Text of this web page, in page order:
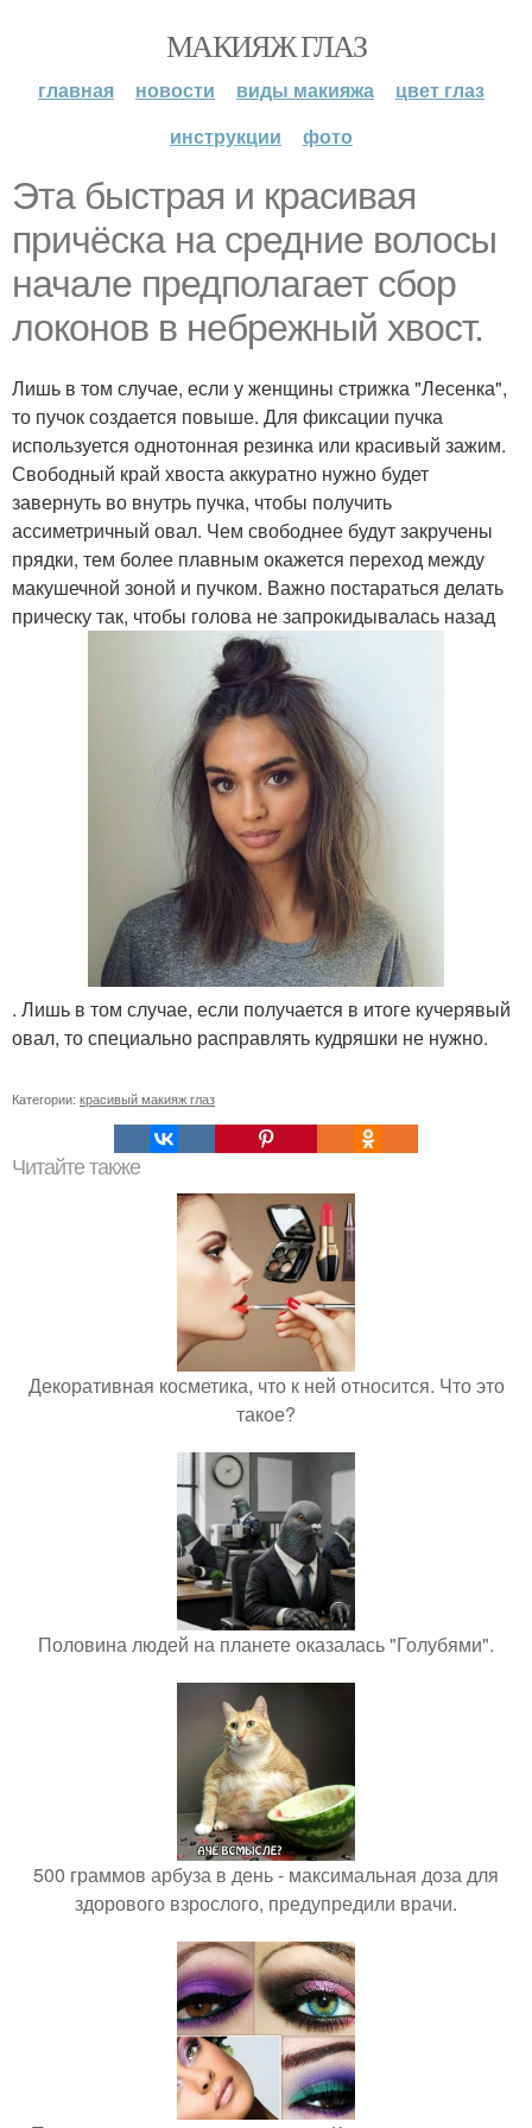
МАКИЯЖ ГЛАЗ
главная новости виды макияжа
цвет глаз
инструкции
фото
Эта быстрая и красивая
причёска на средние волосы
начале предполагает сбор
локонов в небрежный хвост.
Лишь в том случае, если у женщины стрижка "Лесенка",
то пучок создается повыше. Для фиксации пучка
используется однотонная резинка или красивый зажим.
Свободный край хвоста аккуратно нужно будет
завернуть во внутрь пучка, чтобы получить
ассиметричный овал. Чем свободнее будут закручены
прядки, тем более плавным окажется переход между
макушечной зоной и пучком. Важно постараться делать
прическу так, чтобы голова не запрокидывалась назад
. Лишь в том случае, если получается в итоге кучерявый
овал, то специально расправлять кудряшки не нужно.
Категории: красивый макияж глаз
Читайте также
Декоративная косметика, что к ней относится. Что это
такое?
Половина людей на планете оказалась "Голубями".
500 граммов арбуза в день - максимальная доза для
здорового взрослого, предупредили врачи.